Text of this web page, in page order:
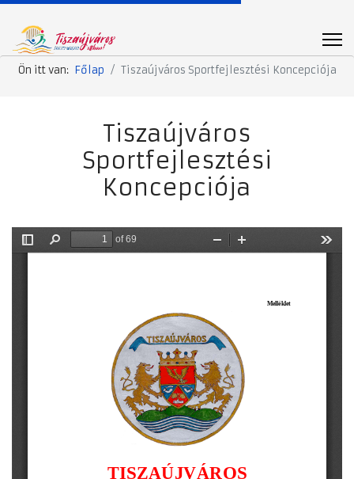
Ön itt van: Főlap Tiszaújváros Sportfejlesztési Koncepciója
Tiszaújváros
Sportfejlesztési
Koncepciója